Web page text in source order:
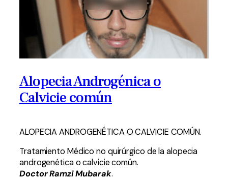
Alopecia Androgénica o
Calvicie común
ALOPECIA ANDROGENÉTICA O CALVICIE COMÚN.
Tratamiento Médico no quirúrgico de la alopecia
androgenética o calvicie común.
Doctor Ramzi Mubarak.